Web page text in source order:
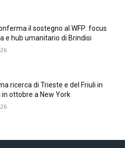
il sostegno al WFP: focus
e hub umanitario di Brindisi
ricerca di Trieste e del Friuli in
in ottobre a New York